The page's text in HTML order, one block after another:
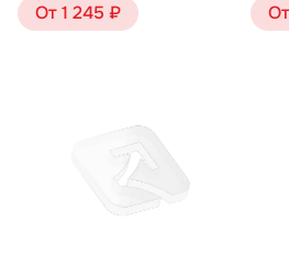
От 1 245 ₽